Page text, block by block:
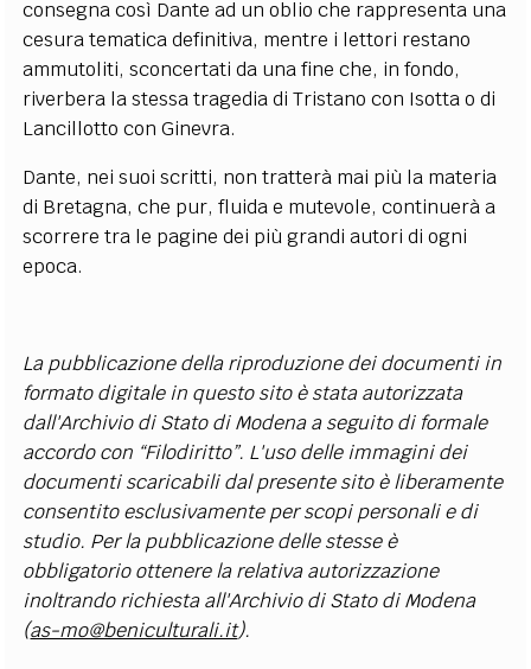
consegna così Dante ad un oblio che rappresenta una
cesura tematica definitiva, mentre i lettori restano
ammutoliti, sconcertati da una fine che, in fondo,
riverbera la stessa tragedia di Tristano con Isotta o di
Lancillotto con Ginevra.
Dante, nei suoi scritti, non tratterà mai più la materia
di Bretagna, che pur, fluida e mutevole, continuerà a
scorrere tra le pagine dei più grandi autori di ogni
epoca.
La pubblicazione della riproduzione dei documenti in
formato digitale in questo sito è stata autorizzata
dall'Archivio di Stato di Modena a seguito di formale
accordo con “Filodiritto”. L'uso delle immagini dei
documenti scaricabili dal presente sito è liberamente
consentito esclusivamente per scopi personali e di
studio. Per la pubblicazione delle stesse è
obbligatorio ottenere la relativa autorizzazione
inoltrando richiesta all'Archivio di Stato di Modena
(as-mo@beniculturali.it).